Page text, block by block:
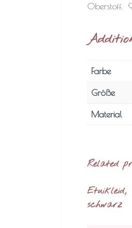
Oberstoff.
Farbe
Größe
Material
Related
Etuikleid,
schwarz